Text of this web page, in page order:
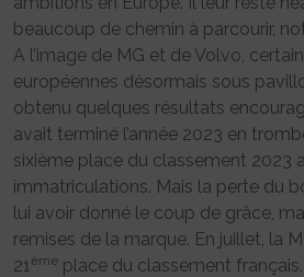
beaucoup de chemin à parcourir,
A l’image de MG et de Volvo,
européennes désormais sous
obtenu quelques résultats
avait terminé l’année 2023 en
sixième place du classement 2023
immatriculations. Mais la perte du
lui avoir donné le coup de grâce,
remises de la marque. En juillet, la
21ème place du classement